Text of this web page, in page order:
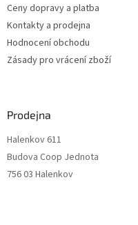
Ceny dopravy a platba
Kontakty a prodejna
Hodnocení obchodu
Zásady pro vrácení zboží
Prodejna
Halenkov 611
Budova Coop Jednota
756 03 Halenkov